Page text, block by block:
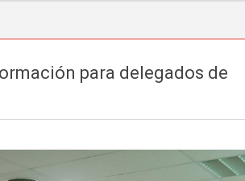
para delegados de